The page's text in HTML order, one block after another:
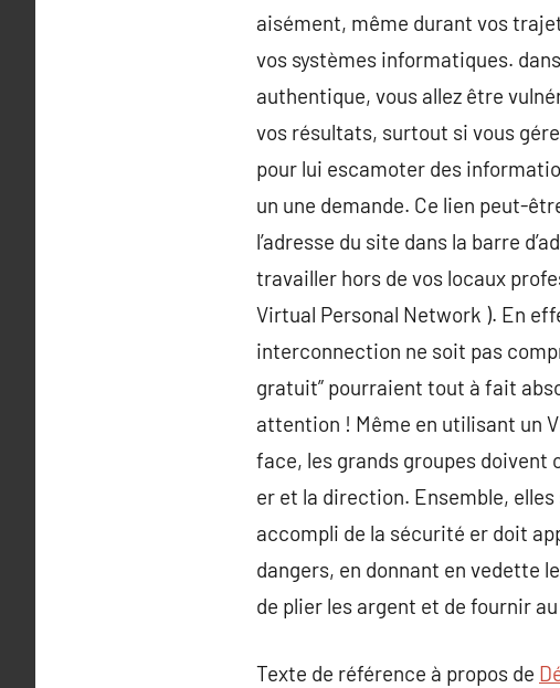
aisément, même durant vos
vos systèmes informatiques.
authentique, vous allez être
vos résultats, surtout si vous
pour lui escamoter des
un une demande. Ce lien peut-
l’adresse du site dans la barre
travailler hors de vos locaux
Virtual Personal Network ). En
interconnection ne soit pas
gratuit” pourraient tout à fait
attention ! Même en utilisant un
face, les grands groupes
er et la direction. Ensemble,
accompli de la sécurité er doit
dangers, en donnant en vedette
de plier les argent et de fournir
Texte de référence à propos de